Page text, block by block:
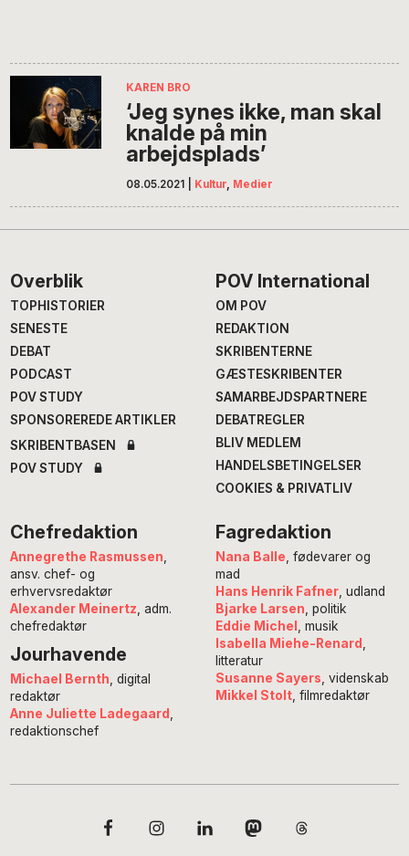
KAREN BRO
‘Jeg synes ikke, man skal
knalde på min
arbejdsplads’
08.05.2021 Kultur, Medier
Footer
Overblik
TOPHISTORIER
SENESTE
DEBAT
PODCAST
POV STUDY
SPONSOREREDE ARTIKLER
SKRIBENTBASEN
POV STUDY
POV International
OM POV
REDAKTION
SKRIBENTERNE
GÆSTESKRIBENTER
SAMARBEJDSPARTNERE
DEBATREGLER
BLIV MEDLEM
HANDELSBETINGELSER
COOKIES & PRIVATLIV
Chefredaktion
Annegrethe Rasmussen,
ansv. chef- og
erhvervsredaktør
Alexander Meinertz, adm.
chefredaktør
Jourhavende
Michael Bernth , digital
redaktør
Anne Juliette Ladegaard
redaktionschef
Fagredaktion
Nana Balle, fødevarer og
mad
Hans Henrik Fafner, udland
Bjarke Larsen, politik
Eddie Michel , musik
Isabella Miehe-Renard ,
litteratur
Susanne Sayers, videnskab
Mikkel Stolt, filmredaktør